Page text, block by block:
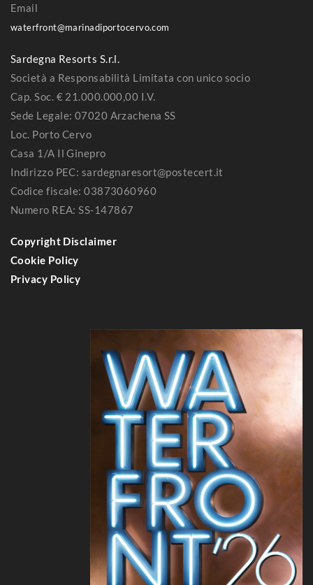
Email
waterfront@marinadiportocervo.com
Sardegna Resorts S.r.l.
Società a Responsabilità Limitata con unico socio
Cap. Soc. € 21.000.000,00 I.V.
Sede Legale: 07020 Arzachena SS
Loc. Porto Cervo
Casa 1/A Il Ginepro
Indirizzo PEC: sardegnaresort@postecert.it
Codice fiscale: 03873060960
Numero REA: SS-147867
Copyright Disclaimer
Cookie Policy
Privacy Policy